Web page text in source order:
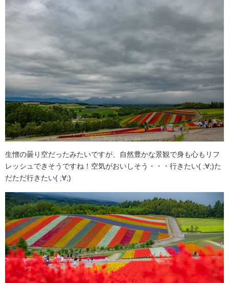
生憎の曇り空だったみたいですが、自然豊かな景観で身も心もリフ
レッシュできそうですね！空気がおいしそう・・・行きたい( ;∀;)た
だただ行きたい( ;∀;)